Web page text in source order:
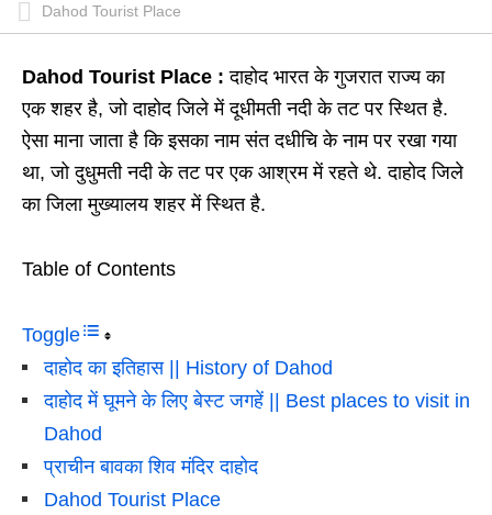
Dahod Tourist Place
Dahod Tourist Place : दाहोद भारत के गुजरात राज्य का
एक शहर है, जो दाहोद जिले में दूधीमती नदी के तट पर स्थित है.
ऐसा माना जाता है कि इसका नाम संत दधीचि के नाम पर रखा गया
था, जो दुधुमती नदी के तट पर एक आश्रम में रहते थे. दाहोद जिले
का जिला मुख्यालय शहर में स्थित है.
Table of Contents
Toggle
दाहोद का इतिहास || History of Dahod
दाहोद में घूमने के लिए बेस्ट जगहें || Best places to visit in
Dahod
प्राचीन बावका शिव मंदिर दाहोद
Dahod Tourist Place